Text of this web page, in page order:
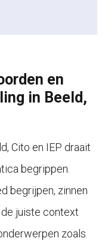
en
in Beeld,
Cito en IEP draait
begrippen.
begrijpen, zinnen
juiste context
zoals